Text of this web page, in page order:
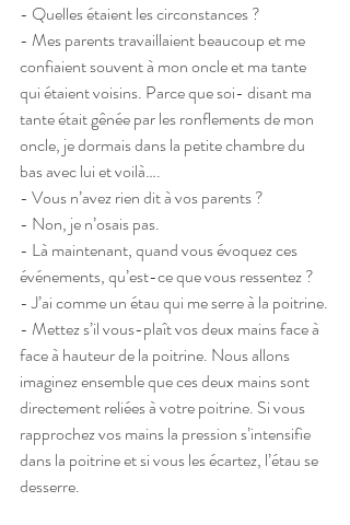
- Quelles étaient les circonstances ?
- Mes parents travaillaient beaucoup et me
confiaient souvent à mon oncle et ma tante
qui étaient voisins. Parce que soi- disant ma
tante était gênée par les ronflements de mon
oncle, je dormais dans la petite chambre du
bas avec lui et voilà….
- Vous n’avez rien dit à vos parents ?
- Non, je n’osais pas.
- Là maintenant, quand vous évoquez ces
événements, qu’est-ce que vous ressentez ?
- J’ai comme un étau qui me serre à la poitrine.
- Mettez s’il vous-plaît vos deux mains face à
face à hauteur de la poitrine. Nous allons
imaginez ensemble que ces deux mains sont
directement reliées à votre poitrine. Si vous
rapprochez vos mains la pression s’intensifie
dans la poitrine et si vous les écartez, l’étau se
desserre.